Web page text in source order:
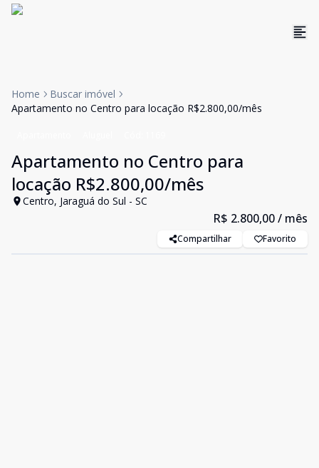
Home
Buscar imóvel
Apartamento no Centro para locação R$2.800,00/mês
Apartamento no Centro para
locação R$2.800,00/mês
Centro, Jaraguá do Sul - SC
R$ 2.800,00/ mês
Compartilhar Favorito